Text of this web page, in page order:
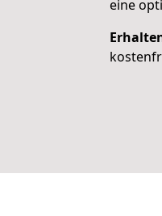
eine